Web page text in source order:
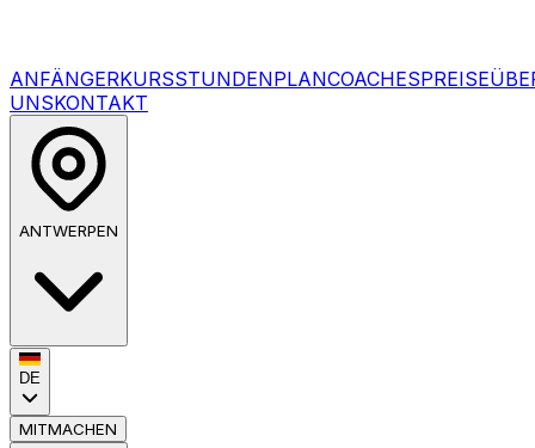
ANFÄNGERKURSSTUNDENPLANCOACHESPREISE
UNSKONTAKT
ANTWERPEN
DE
MITMACHEN